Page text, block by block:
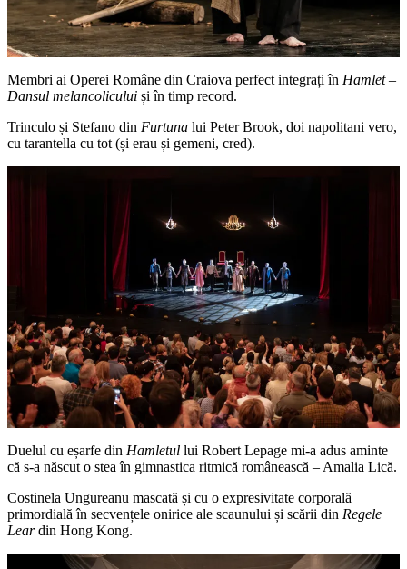
Membri ai Operei Române din Craiova perfect integrați în Hamlet –
Dansul melancolicului și în timp record.
Trinculo și Stefano din Furtuna lui Peter Brook, doi napolitani vero,
cu tarantella cu tot (și erau și gemeni, cred).
Duelul cu eșarfe din Hamletul lui Robert Lepage mi-a adus aminte
că s-a născut o stea în gimnastica ritmică românească – Amalia Lică.
Costinela Ungureanu mascată și cu o expresivitate corporală
primordială în secvențele onirice ale scaunului și scării din Regele
Leardin Hong Kong.